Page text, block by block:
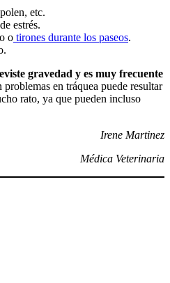
etc.
estrés.
o tirones durante los paseos.
gravedad y es muy frecuente
en tráquea puede resultar
rato, ya que pueden incluso
Irene Martinez
Médica Veterinaria